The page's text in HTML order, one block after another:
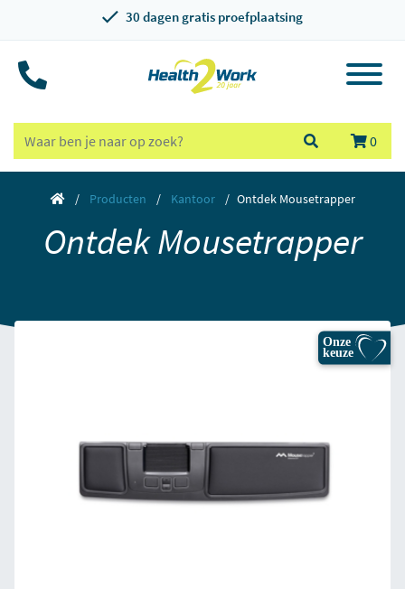
30 dagen gratis proefplaatsing
0
Producten Kantoor Ontdek Mousetrapper
Ontdek Mousetrapper
Onze
keuze